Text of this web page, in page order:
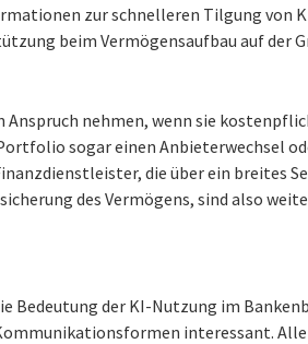
zur schnelleren Tilgung von
beim Vermögensaufbau auf der
Anspruch nehmen, wenn sie
sogar einen Anbieterwechsel
die über ein breites
des Vermögens, sind also
Bedeutung der KI-Nutzung im
interessant.